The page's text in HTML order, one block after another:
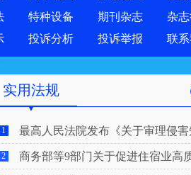
特种设备 期刊杂志
杂
投诉分析 投诉举报 联
实用法规
1 最高人民法院发布《关于审理侵害知识产权民事纠纷案件适用惩罚性赔
2 商务部等9部门关于促进住宿业高质量发展的